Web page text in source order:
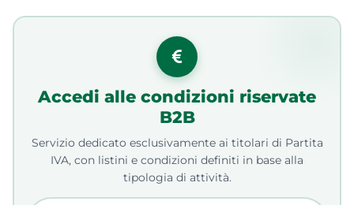
Accedi alle condizioni riservate
B2B
Servizio dedicato esclusivamente ai titolari di Partita
IVA, con listini e condizioni definiti in base alla
tipologia di attività.